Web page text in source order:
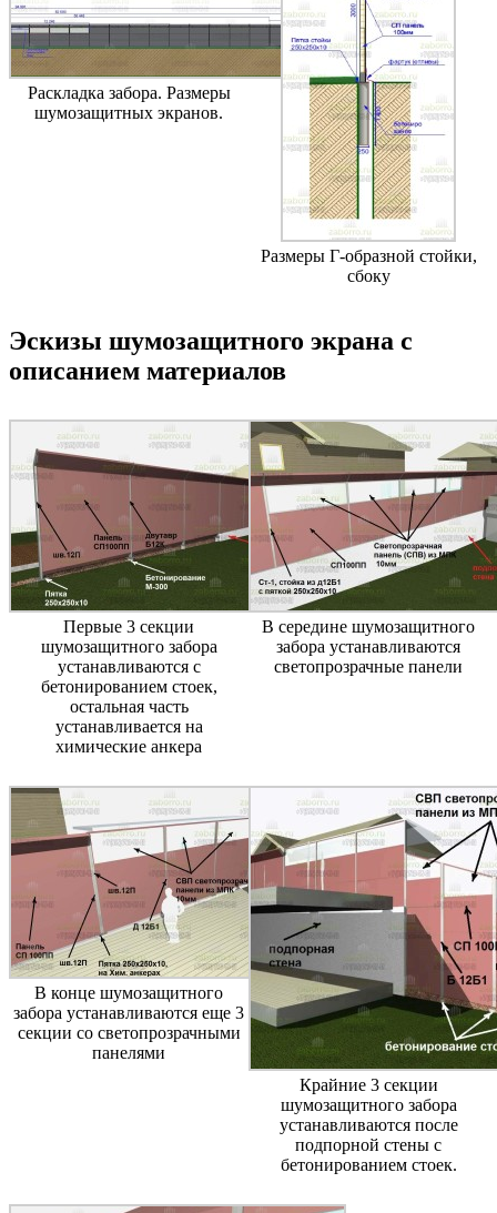
Раскладка забора. Размеры
шумозащитных экранов.
Размеры Г-образной стойки,
сбоку
Эскизы шумозащитного экрана с
описанием материалов
Первые 3 секции
шумозащитного забора
устанавливаются с
бетонированием стоек,
остальная часть
устанавливается на
химические анкера
В середине шумозащитного
забора устанавливаются
светопрозрачные панели
В конце шумозащитного
забора устанавливаются еще 3
секции со светопрозрачными
панелями
Крайние 3 секции
шумозащитного забора
устанавливаются после
подпорной стены с
бетонированием стоек.